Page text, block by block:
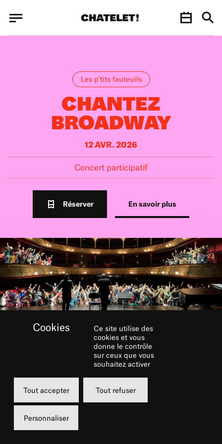
Les p'tits fauteuils
CHANTEZ
BROADWAY
12 AVR. 2026
Concert participatif
Réserver En savoir plus
Dimanche
12 avril 2026
16h00
Ce site utilise des
cookies et vous
donne le contrôle
sur ceux que vous
souhaitez activer
Tout accepter Tout refuser
Personnaliser